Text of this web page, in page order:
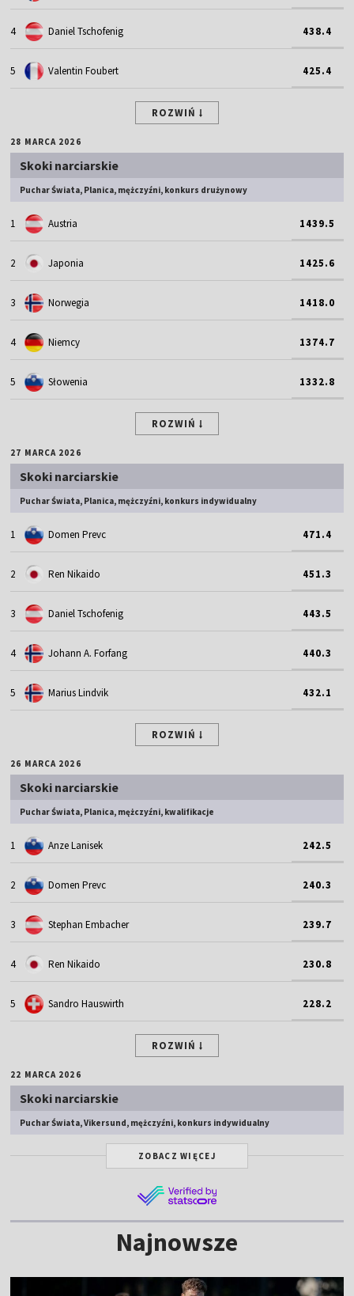
4 Daniel Tschofenig 438.4
5 Valentin Foubert 425.4
ROZWIŃ
28 MARCA 2026
Skoki narciarskie
Puchar Świata, Planica, mężczyźni, konkurs drużynowy
1 Austria 1439.5
2 Japonia 1425.6
3 Norwegia 1418.0
4 Niemcy 1374.7
5 Słowenia 1332.8
ROZWIŃ
27 MARCA 2026
Skoki narciarskie
Puchar Świata, Planica, mężczyźni, konkurs indywidualny
1 Domen Prevc 471.4
2 Ren Nikaido 451.3
3 Daniel Tschofenig 443.5
4 Johann A. Forfang 440.3
5 Marius Lindvik 432.1
ROZWIŃ
26 MARCA 2026
Skoki narciarskie
Puchar Świata, Planica, mężczyźni, kwalifikacje
1 Anze Lanisek 242.5
2 Domen Prevc 240.3
3 Stephan Embacher 239.7
4 Ren Nikaido 230.8
5 Sandro Hauswirth 228.2
ROZWIŃ
22 MARCA 2026
Skoki narciarskie
Puchar Świata, Vikersund, mężczyźni, konkurs indywidualny
ZOBACZ WIĘCEJ
Najnowsze